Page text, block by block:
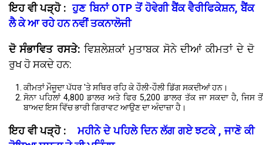
ਇਹ ਵੀ ਪੜ੍ਹੋ :ਹੁਣ ਬਿਨਾਂ OTP ਤੋਂ ਹੋਵੇਗੀ ਬੈਂਕ ਵੈਰੀਫਿਕੇਸ਼ਨ, ਬੈਂਕ
ਲੈ ਕੇ ਆ ਰਹੇ ਹਨ ਨਵੀਂ ਤਕਨਾਲੋਜੀ
ਦੋ ਸੰਭਾਵਿਤ ਰਸਤੇ: ਵਿਸ਼ਲੇਸ਼ਕਾਂ ਮੁਤਾਬਕ ਸੋਨੇ ਦੀਆਂ ਕੀਮਤਾਂ ਦੇ ਦੋ
ਰੁਖ ਹੋ ਸਕਦੇ ਹਨ:
ਕੀਮਤਾਂ ਮੌਜੂਦਾ ਪੱਧਰ 'ਤੇ ਸਥਿਰ ਰਹਿ ਕੇ ਹੌਲੀ-ਹੌਲੀ ਡਿੱਗ ਸਕਦੀਆਂ ਹਨ।
ਸੋਨਾ ਪਹਿਲਾਂ 4,800 ਡਾਲਰ ਅਤੇ ਫਿਰ 5,200 ਡਾਲਰ ਤੱਕ ਜਾ ਸਕਦਾ ਹੈ, ਜਿਸ ਤੋਂ
ਬਾਅਦ ਇਸ ਵਿੱਚ ਭਾਰੀ ਗਿਰਾਵਟ ਆਉਣ ਦਾ ਅੰਦਾਜ਼ਾ ਹੈ।
ਇਹ ਵੀ ਪੜ੍ਹੋ :
ਮਹੀਨੇ ਦੇ ਪਹਿਲੇ ਦਿਨ ਲੱਗ ਗਏ ਝਟਕੇ , ਜਾਣੋ ਕੀ